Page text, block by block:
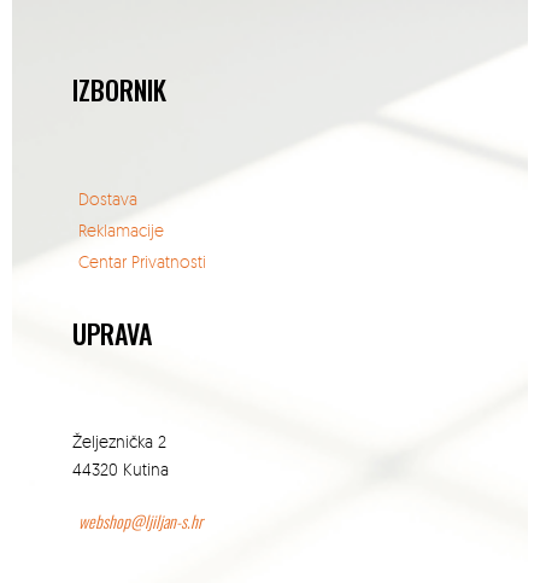
IZBORNIK
Dostava
Reklamacije
Centar Privatnosti
UPRAVA
Željeznička 2
44320 Kutina
webshop@ljiljan-s.hr